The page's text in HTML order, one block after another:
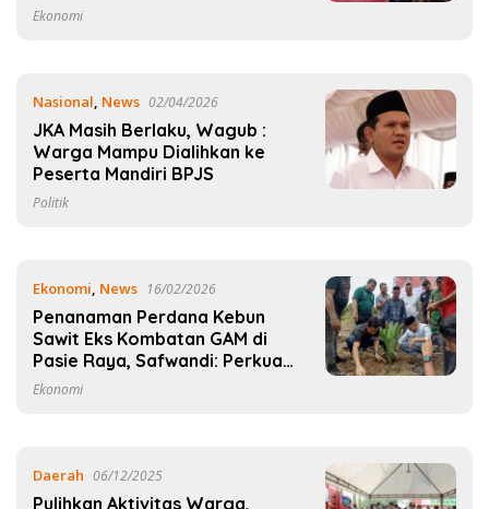
Warga
Ekonomi
Nasional, News 02/04/2026
JKA Masih Berlaku, Wagub :
Warga Mampu Dialihkan ke
Peserta Mandiri BPJS
Politik
Ekonomi, News 16/02/2026
Penanaman Perdana Kebun
Sawit Eks Kombatan GAM di
Pasie Raya, Safwandi: Perkuat
Kemandirian Ekonomi
Ekonomi
Daerah 06/12/2025
Pulihkan Aktivitas Warga,